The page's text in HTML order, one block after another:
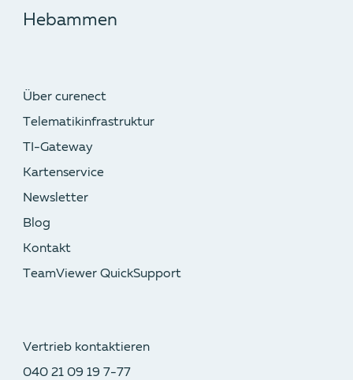
Hebammen
Über curenect
Telematik­infrastruktur
TI-Gateway
Kartenservice
Newsletter
Blog
Kontakt
TeamViewer QuickSupport
Vertrieb kontaktieren
040 21 09 19 7-77